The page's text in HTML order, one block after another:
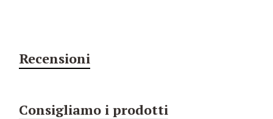
Recensioni
Consigliamo i prodotti